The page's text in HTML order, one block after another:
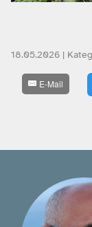
18.05.2026 |
E-Mail